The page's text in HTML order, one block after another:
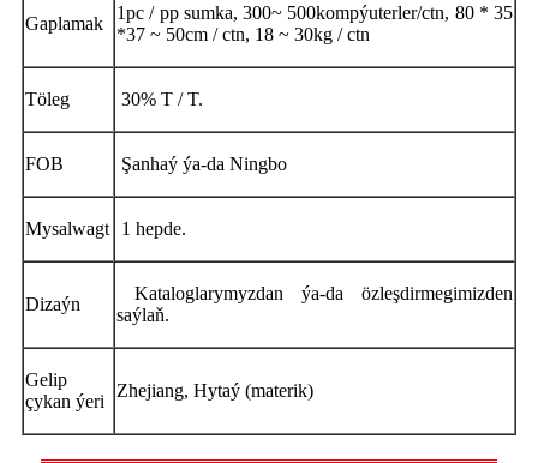
Gaplamak
1pc / pp sumka, 300~ 500kompýuterler/ctn, 80 * 35
*37 ~ 50cm / ctn, 18 ~ 30kg / ctn
Töleg 30% T / T.
FOB Şanhaý ýa-da Ningbo
Mysalwagt 1 hepde.
Dizaýn
Kataloglarymyzdan ýa-da özleşdirmegimizden
saýlaň.
Gelip
çykan ýeri
Zhejiang, Hytaý (materik)